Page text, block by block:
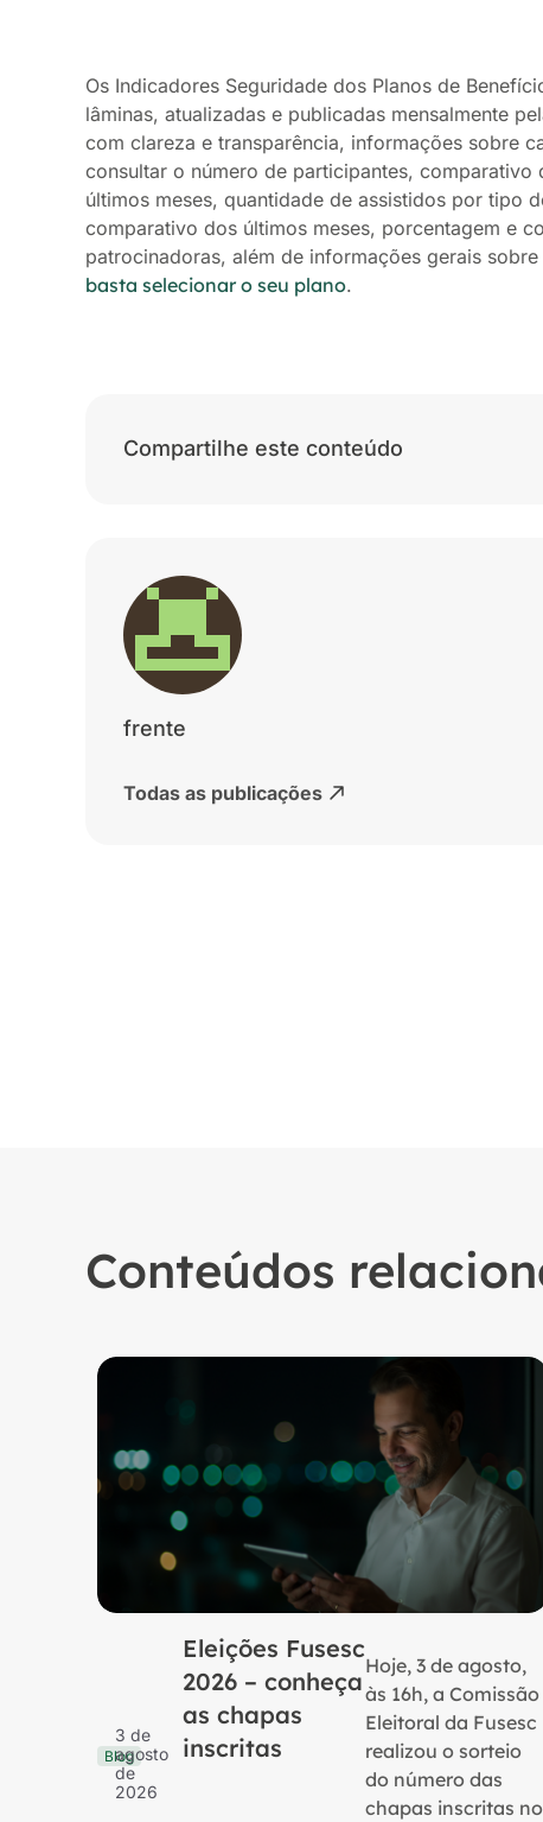
Os Indicadores Seguridade dos Planos de
lâminas, atualizadas e publicadas mensalmente
com clareza e transparência, informações sobre
consultar o número de participantes,
últimos meses, quantidade de assistidos por tipo
comparativo dos últimos meses, porcentagem e
patrocinadoras, além de informações gerais
basta selecionar o seu plano.
Compartilhe este conteúdo
frente
Todas as publicações
Conteúdos
Blog
3 de
agosto
de
2026
Eleições Fusesc
2026 – conheça
as chapas
inscritas
Hoje, 3 de agosto,
às 16h, a Comissão
Eleitoral da Fusesc
realizou o sorteio
do número das
chapas inscritas no